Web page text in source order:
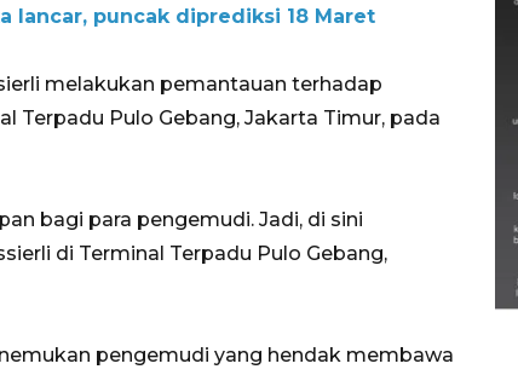
lancar, puncak diprediksi 18 Maret
melakukan pemantauan terhadap
Terpadu Pulo Gebang, Jakarta Timur, pada
bagi para pengemudi. Jadi, di sini
di Terminal Terpadu Pulo Gebang,
pengemudi yang hendak membawa
Semarak Lebaran Ketupat di
berbagai daerah